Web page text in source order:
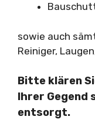
sowie auch
Reiniger,
Bitte klären
Ihrer Gegend
entsorgt.